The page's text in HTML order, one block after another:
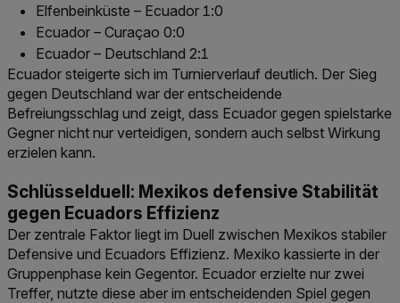
Elfenbeinküste – Ecuador 1:0
Ecuador – Curaçao 0:0
Ecuador – Deutschland 2:1
Ecuador steigerte sich im Turnierverlauf deutlich. Der Sieg
gegen Deutschland war der entscheidende
Befreiungsschlag und zeigt, dass Ecuador gegen spielstarke
Gegner nicht nur verteidigen, sondern auch selbst Wirkung
erzielen kann.
Schlüsselduell: Mexikos defensive Stabilität
gegen Ecuadors Effizienz
Der zentrale Faktor liegt im Duell zwischen Mexikos stabiler
Defensive und Ecuadors Effizienz. Mexiko kassierte in der
Gruppenphase kein Gegentor. Ecuador erzielte nur zwei
Treffer, nutzte diese aber im entscheidenden Spiel gegen